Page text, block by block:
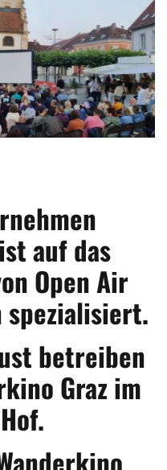
auf das
Open Air
spezialisiert.
betreiben
Graz im